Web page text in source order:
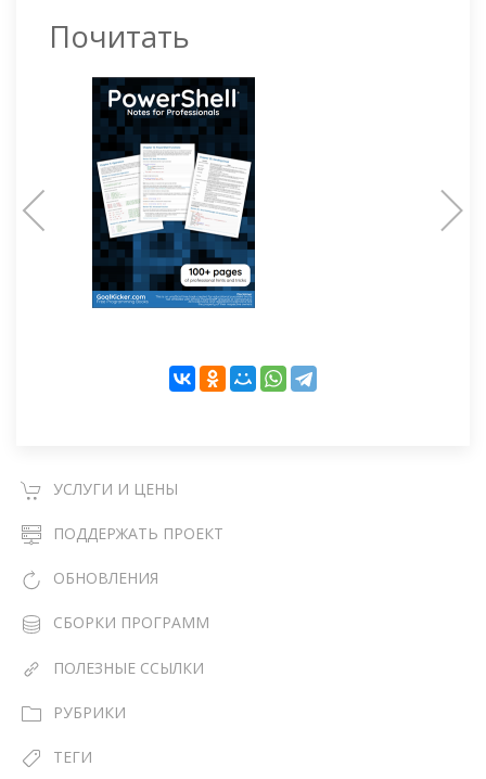
Почитать
УСЛУГИ И ЦЕНЫ
ПОДДЕРЖАТЬ ПРОЕКТ
ОБНОВЛЕНИЯ
СБОРКИ ПРОГРАММ
ПОЛЕЗНЫЕ ССЫЛКИ
РУБРИКИ
ТЕГИ